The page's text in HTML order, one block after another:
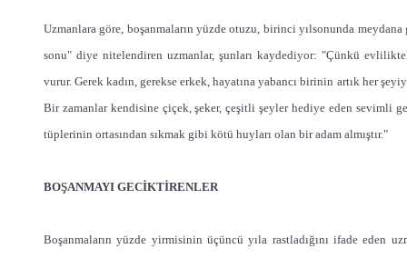
Uzmanlara göre, boşanmaların yüzde otuzu, birinci yılsonunda
sonu" diye nitelendiren uzmanlar, şunları kaydediyor: "Çünkü
vurur. Gerek kadın, gerekse erkek, hayatına yabancı birinin artık her
Bir zamanlar kendisine çiçek, şeker, çeşitli şeyler hediye eden sevimli
tüplerinin ortasından sıkmak gibi kötü huyları olan bir adam almıştır."
BOŞANMAYI GECİKTİRENLER
Boşanmaların yüzde yirmisinin üçüncü yıla rastladığını ifade eden